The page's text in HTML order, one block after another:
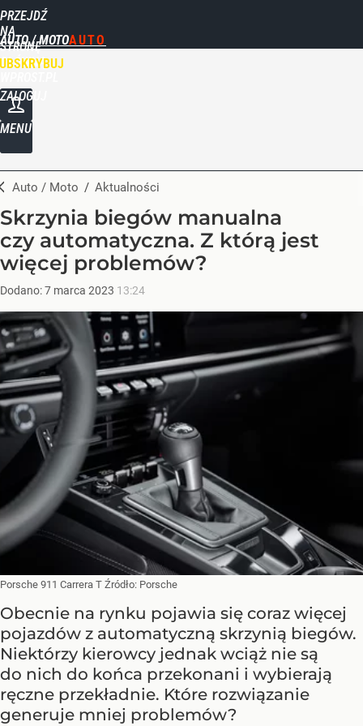
PRZEJDŹ
NA
STRONĘ
GŁÓWNĄ
AUTO / MOTO
ZALOGUJ
MENU
Auto / Moto / Aktualności
Skrzynia biegów manualna
czy automatyczna. Z którą jest
więcej problemów?
Dodano:7 marca 2023 13:24
Porsche 911 Carrera T Źródło: Porsche
Obecnie na rynku pojawia się coraz więcej
pojazdów z automatyczną skrzynią biegów.
Niektórzy kierowcy jednak wciąż nie są
do nich do końca przekonani i wybierają
ręczne przekładnie. Które rozwiązanie
generuje mniej problemów?